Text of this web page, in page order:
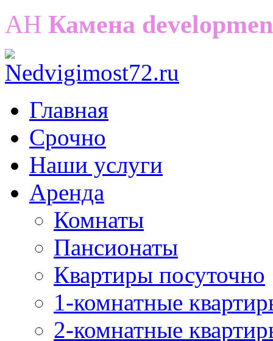
АН Камена
Главная
Срочно
Наши услуги
Аренда
Комнаты
Пансионаты
Квартиры посуточно
1-комнатные
2-комнатные